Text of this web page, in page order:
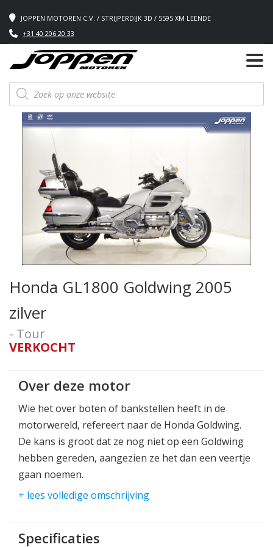
JOPPEN MOTOREN C.V. / STRIJPERDIJK 3D / 5595 XM LEENDE
+31 40 206 20 33
Producten
zoeken
Honda GL1800 Goldwing 2005
zilver
- Tour
VERKOCHT
Over deze motor
Wie het over boten of bankstellen heeft in de
motorwereld, refereert naar de Honda Goldwing.
De kans is groot dat ze nog niet op een Goldwing
hebben gereden, aangezien ze het dan een veertje
gaan noemen.
Ongeloofelijk hoe heerlijk het is om op een
Alleen of met zijn tweeën een klein rondje of een
+ lees volledige omschrijving
Specificaties